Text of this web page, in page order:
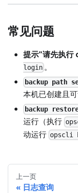
常见问题
提示"请先执
login 。
backup path
本机已创建且可
backup
运行（执行
动运行 opscli
上一页
日志查询